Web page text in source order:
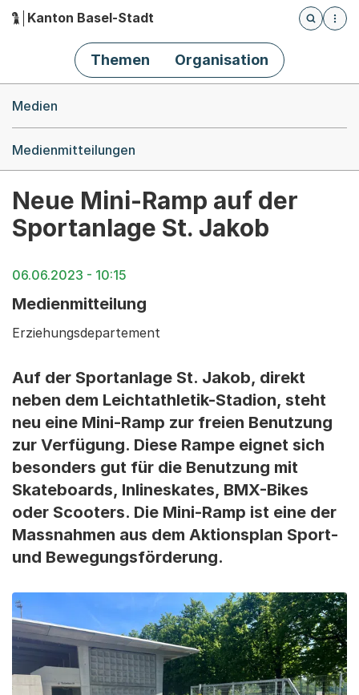
Hauptnavigation
Kanton Basel-Stadt
Öffnet
Themen Organisation
Medien
Medienmitteilungen
Neue Mini-Ramp auf der
Sportanlage St. Jakob
06.06.2023 - 10:15
Medienmitteilung
Erziehungsdepartement
Auf der Sportanlage St. Jakob, direkt
neben dem Leichtathletik-Stadion, steht
neu eine Mini-Ramp zur freien Benutzung
zur Verfügung. Diese Rampe eignet sich
besonders gut für die Benutzung mit
Skateboards, Inlineskates, BMX-Bikes
oder Scooters. Die Mini-Ramp ist eine der
Massnahmen aus dem Aktionsplan Sport-
und Bewegungsförderung.